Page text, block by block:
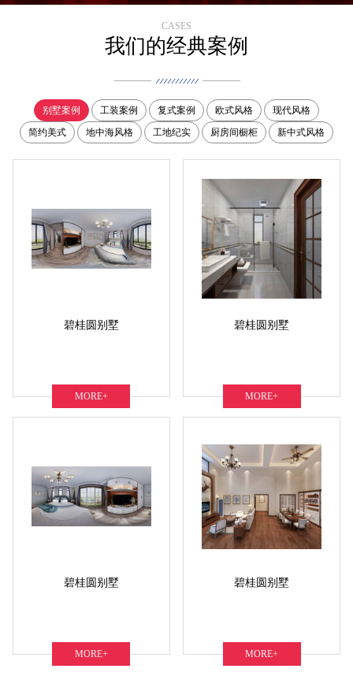
CASES
我们的经典案例
别墅案例 工装案例 复式案例 欧式风格
现代风格
简约美式
地中海风格 工地纪实 厨房间橱柜 新中式风格
MORE+
碧桂圆别墅
MORE+
碧桂圆别墅
MORE+
碧桂圆别墅
MORE+
碧桂圆别墅